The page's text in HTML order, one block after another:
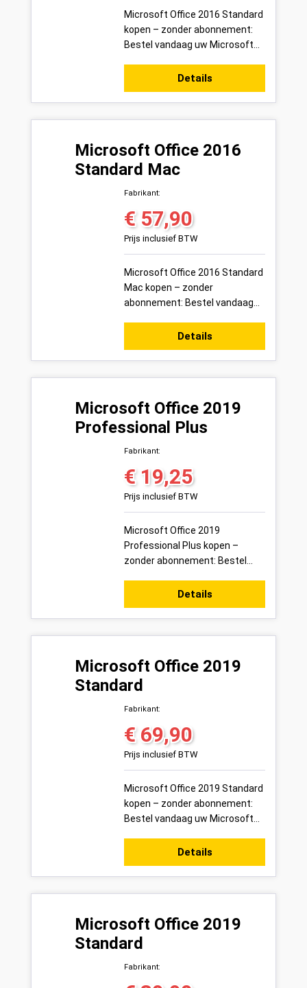
Microsoft Office 2016 Standard
kopen – zonder abonnement:
Bestel vandaag uw Microsoft
productsleutel voor 1 pc veilig
online bij ...
Details
Microsoft Office 2016
Standard Mac
Fabrikant:
Normale prijs:
€ 57,90
Prijs inclusief BTW
Microsoft Office 2016 Standard
Mac kopen – zonder
abonnement: Bestel vandaag
Standard Mac productsleutel
voor 1 pc veilig onl...
Details
Microsoft Office 2019
Professional Plus
Fabrikant:
Normale prijs:
€ 19,25
Prijs inclusief BTW
Microsoft Office 2019
Professional Plus kopen –
zonder abonnement: Bestel
2019 Professional Plus
productsleutel voor 1 pc ...
Details
Microsoft Office 2019
Standard
Fabrikant:
Normale prijs:
€ 69,90
Prijs inclusief BTW
Microsoft Office 2019 Standard
kopen – zonder abonnement:
Bestel vandaag uw Microsoft
productsleutel voor 1 pc veilig
online bij ...
Details
Microsoft Office 2019
Standard
Fabrikant: